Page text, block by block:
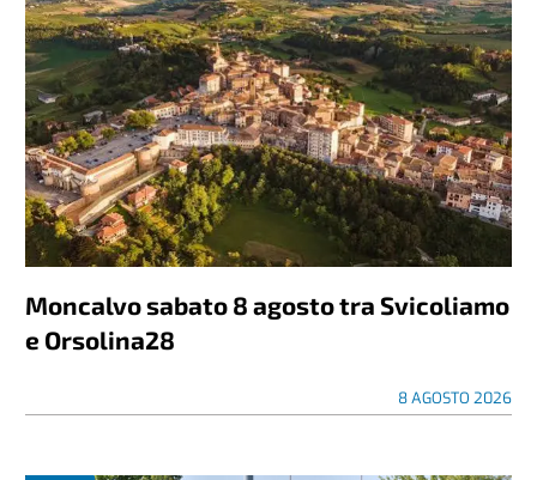
Moncalvo sabato 8 agosto tra Svicoliamo
e Orsolina28
8 AGOSTO 2026